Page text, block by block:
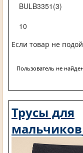
BULB3351(3)
10
Если товар не
Пользователь не
Трусы для